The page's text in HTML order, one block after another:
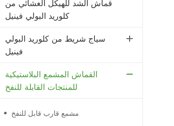
قماش الشد للهيكل الغشائي من
كلوريد البولي فينيل
سياج شريط من كلوريد البولي
فينيل
القماش المشمع البلاستيكية
للمنتجات القابلة للنفخ
مشمع قارب قابل للنفخ